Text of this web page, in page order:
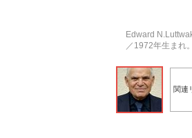
Edward
／1972年生まれ
関連